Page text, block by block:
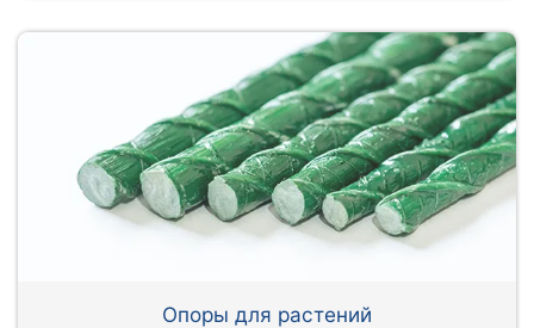
Опоры для растений